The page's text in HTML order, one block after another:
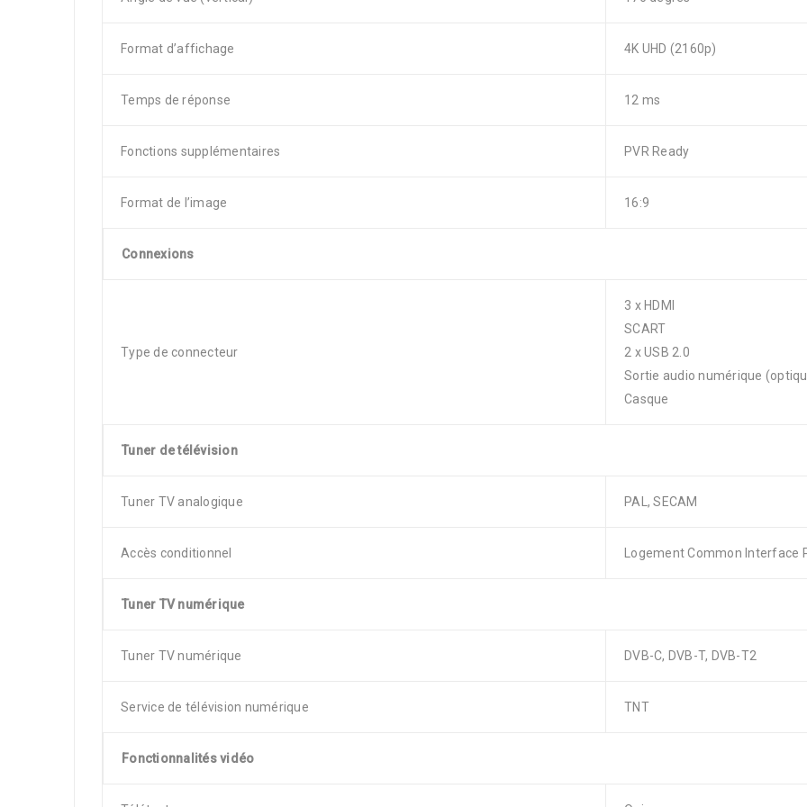
Format d’affichage 4K UHD (2160p)
Temps de réponse 12 ms
Fonctions supplémentaires PVR Ready
Format de l’image 16:9
Connexions
Type de connecteur
3 x HDMI
SCART
2 x USB 2.0
Sortie audio numérique
Casque
Tuner de télévision
Tuner TV analogique PAL, SECAM
Accès conditionnel Logement Common Interface
Tuner TV numérique
Tuner TV numérique DVB-C, DVB-T, DVB-T2
Service de télévision numérique TNT
Fonctionnalités vidéo